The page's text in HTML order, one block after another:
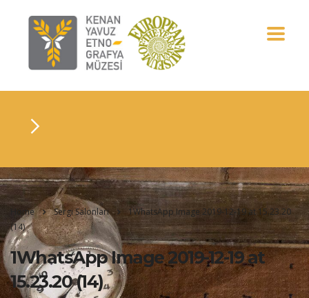
Home Sergi Salonları
1WhatsApp Image 2019-12-19 at 15.23.20
(14)
1WhatsApp Image 2019-12-19 at
15.23.20 (14)